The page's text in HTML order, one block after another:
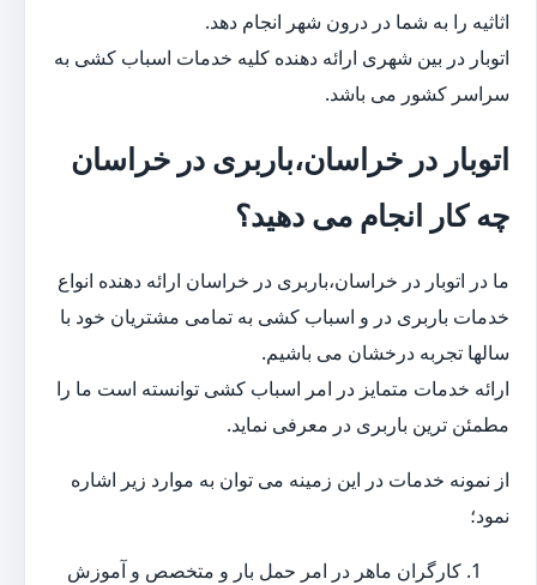
اثاثیه را به شما در درون شهر انجام دهد.
اتوبار در بین شهری ارائه دهنده کلیه خدمات اسباب کشی به
سراسر کشور می باشد.
اتوبار در خراسان،باربری در خراسان
چه کار انجام می دهید؟
ما در اتوبار در خراسان،باربری در خراسان ارائه دهنده انواع
خدمات باربری در و اسباب کشی به تمامی مشتریان خود با
سالها تجربه درخشان می باشیم.
ارائه خدمات متمایز در امر اسباب کشی توانسته است ما را
مطمئن ترین باربری در معرفی نماید.
از نمونه خدمات در این زمینه می توان به موارد زیر اشاره
نمود؛
کارگران ماهر در امر حمل بار و متخصص و آموزش